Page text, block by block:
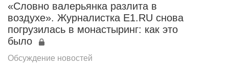
«Словно валерьянка разлита в
воздухе». Журналистка E1.RU снова
погрузилась в монастыринг: как это
было
Обсуждение новостей